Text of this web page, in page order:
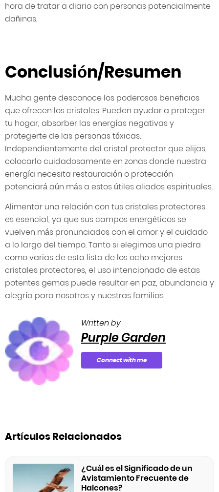
hora de tratar a diario con personas potencialmente
dañinas.
Conclusión/Resumen
Mucha gente desconoce los poderosos beneficios
que ofrecen los cristales. Pueden ayudar a proteger
tu hogar, absorber las energías negativas y
protegerte de las personas tóxicas.
Independientemente del cristal protector que elijas,
colocarlo cuidadosamente en zonas donde nuestra
energía necesita restauración o protección
potenciará aún más a estos útiles aliados espirituales.
Alimentar una relación con tus cristales protectores
es esencial, ya que sus campos energéticos se
vuelven más pronunciados con el amor y el cuidado
a lo largo del tiempo. Tanto si elegimos una piedra
como varias de esta lista de los ocho mejores
cristales protectores, el uso intencionado de estas
potentes gemas puede resultar en paz, abundancia y
alegría para nosotros y nuestras familias.
Written by
Purple Garden
Connect with me
Artículos Relacionados
¿Cuál es el Significado de un
Avistamiento Frecuente de
Halcones?